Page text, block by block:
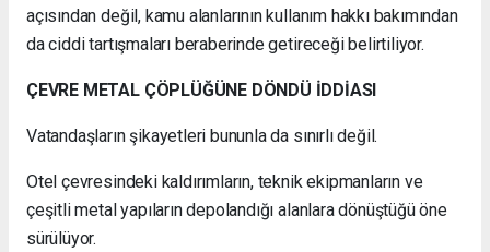
açısından değil, kamu alanlarının kullanım hakkı bakımından
da ciddi tartışmaları beraberinde getireceği belirtiliyor.
ÇEVRE METAL ÇÖPLÜĞÜNE DÖNDÜ İDDİASI
Vatandaşların şikayetleri bununla da sınırlı değil.
Otel çevresindeki kaldırımların, teknik ekipmanların ve
çeşitli metal yapıların depolandığı alanlara dönüştüğü öne
sürülüyor.